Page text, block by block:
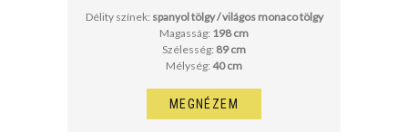
Délity színek: spanyol tölgy / világos monaco tölgy
Magasság: 198 cm
Szélesség: 89 cm
Mélység: 40 cm
MEGNÉZEM